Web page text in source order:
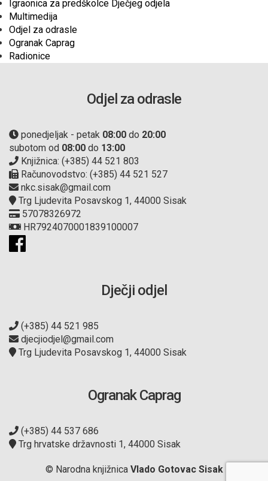
Igraonica za predškolce Dječjeg odjela
Multimedija
Odjel za odrasle
Ogranak Caprag
Radionice
Odjel za odrasle
ponedjeljak - petak 08:00 do 20:00
subotom od 08:00 do 13:00
Knjižnica: (+385) 44 521 803
Računovodstvo: (+385) 44 521 527
nkc.sisak@gmail.com
Trg Ljudevita Posavskog 1, 44000 Sisak
57078326972
HR7924070001839100007
Dječji odjel
(+385) 44 521 985
djecjiodjel@gmail.com
Trg Ljudevita Posavskog 1, 44000 Sisak
Ogranak Caprag
(+385) 44 537 686
Trg hrvatske državnosti 1, 44000 Sisak
© Narodna knjižnica Vlado Gotovac Sisak